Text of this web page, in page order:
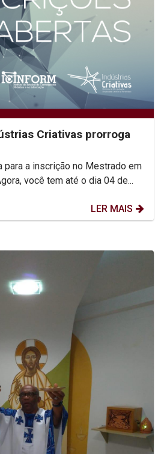
Criativas prorroga
você tem até o dia 04 de...
LER MAIS